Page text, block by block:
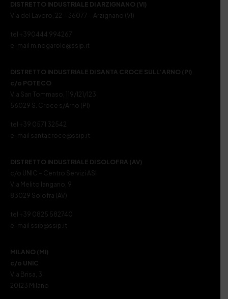
DISTRETTO INDUSTRIALE DI ARZIGNANO (VI)
Via del Lavoro, 22 – 36077 – Arzignano (VI)
tel +390444 994267
e-mail m.nogarole@ssip.it
DISTRETTO INDUSTRIALE DI SANTA CROCE SULL’ARNO (PI)
c/o POTECO
Via San Tommaso, 119/121/123
56029 S. Croce s/Arno (PI)
tel +39 0571 32542
e-mail santacroce@ssip.it
DISTRETTO INDUSTRIALE DI SOLOFRA (AV)
c/o UNIC – Centro Servizi ASI
Via Melito Iangano, 9
83029 Solofra (AV)
tel +39 0825 582740
e-mail ssip@ssip.it
MILANO (MI)
c/o UNIC
Via Brisa, 3
20123 Milano